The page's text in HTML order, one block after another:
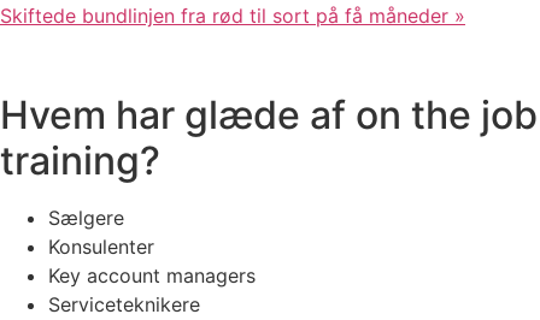
Skiftede bundlinjen fra rød til sort på få måneder »
Hvem har glæde af on the job
training?
Sælgere
Konsulenter
Key account managers
Serviceteknikere